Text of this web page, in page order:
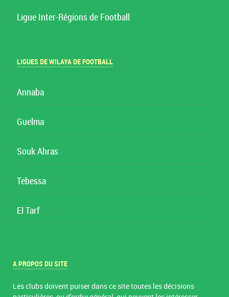
Ligue Inter-Régions de Football
LIGUES DE WILAYA DE FOOTBALL
Annaba
Guelma
Souk Ahras
Tebessa
El Tarf
A PROPOS DU SITE
Les clubs doivent puiser dans ce site toutes les décisions